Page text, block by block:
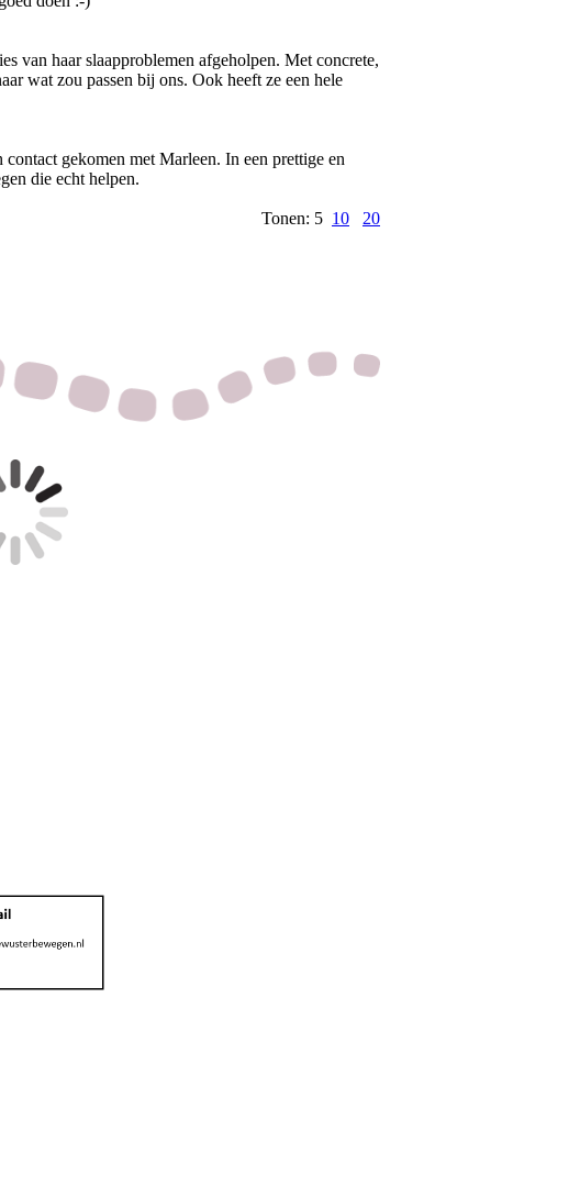
van haar slaapproblemen afgeholpen. Met concrete,
wat zou passen bij ons. Ook heeft ze een hele
gekomen met Marleen. In een prettige en
die echt helpen.
Tonen: 5 10 20